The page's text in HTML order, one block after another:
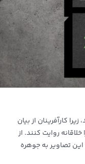
هستند، زیرا کارآفرینان از بیان
روایت کنند. از
تصاویر به جوهره